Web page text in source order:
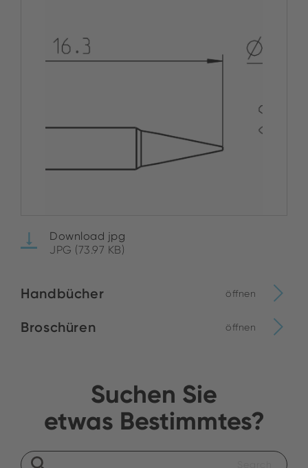
Download jpg
JPG (73.97 KB)
Handbücher öffnen
Broschüren öffnen
Suchen Sie
etwas Bestimmtes?